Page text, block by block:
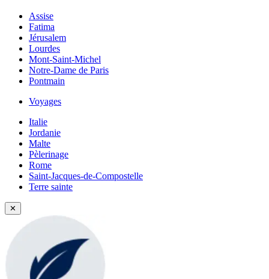
Assise
Fatima
Jérusalem
Lourdes
Mont-Saint-Michel
Notre-Dame de Paris
Pontmain
Voyages
Italie
Jordanie
Malte
Pèlerinage
Rome
Saint-Jacques-de-Compostelle
Terre sainte
✕